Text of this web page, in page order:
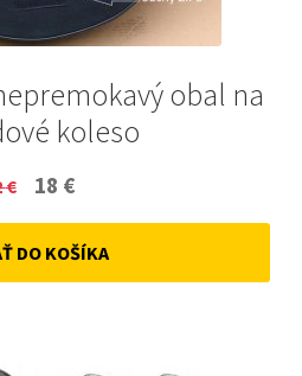
obal na
koleso
€
Original
price
was:
18 €
price
is:
DO KOŠÍKA